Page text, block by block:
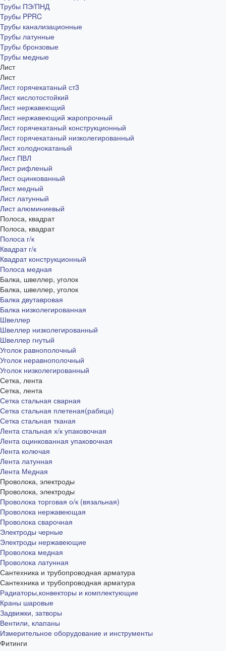
Трубы ПЭ/ПНД
Трубы PPRC
Трубы канализационные
Трубы латунные
Трубы бронзовые
Трубы медные
Лист
Лист
Лист горячекатаный ст3
Лист кислотостойкий
Лист нержавеющий
Лист нержавеющий жаропрочный
Лист горячекатаный конструкционный
Лист горячекатаный низколегированный
Лист холоднокатаный
Лист ПВЛ
Лист рифленый
Лист оцинкованный
Лист медный
Лист латунный
Лист алюминиевый
Полоса, квадрат
Полоса, квадрат
Полоса г/к
Квадрат г/к
Квадрат конструкционный
Полоса медная
Балка, швеллер, уголок
Балка, швеллер, уголок
Балка двутавровая
Балка низколегированная
Швеллер
Швеллер низколегированный
Швеллер гнутый
Уголок равнополочный
Уголок неравнополочный
Уголок низколегированный
Сетка, лента
Сетка, лента
Сетка стальная сварная
Сетка стальная плетеная(рабица)
Сетка стальная тканая
Лента стальная х/к упаковочная
Лента оцинкованная упаковочная
Лента колючая
Лента латунная
Лента Медная
Проволока, электроды
Проволока, электроды
Проволока торговая о/к (вязальная)
Проволока нержавеющая
Проволока сварочная
Электроды черные
Электроды нержавеющие
Проволока медная
Проволока латунная
Сантехника и трубопроводная арматура
Сантехника и трубопроводная арматура
Радиаторы,конвекторы и комплектующие
Краны шаровые
Задвижки, затворы
Вентили, клапаны
Измерительное оборудование и инструменты
Фитинги